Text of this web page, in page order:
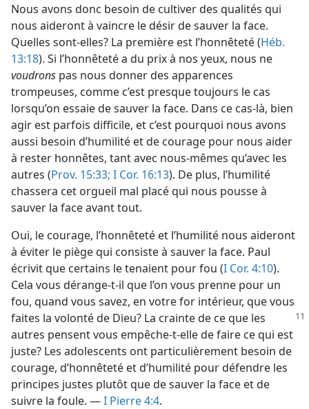
Nous avons donc besoin de cultiver des qualités qui
nous aideront à vaincre le désir de sauver la face.
Quelles sont-​elles? La première est l’honnêteté (Héb.
13:18). Si l’honnêteté a du prix à nos yeux, nous ne
voudrons pas nous donner des apparences
trompeuses, comme c’est presque toujours le cas
lorsqu’on essaie de sauver la face. Dans ce cas-​là, bien
agir est parfois difficile, et c’est pourquoi nous avons
aussi besoin d’humilité et de courage pour nous aider
à rester honnêtes, tant avec nous-​mêmes qu’avec les
autres (Prov. 15:33; I Cor. 16:13). De plus, l’humilité
chassera cet orgueil mal placé qui nous pousse à
sauver la face avant tout.
Oui, le courage, l’honnêteté et l’humilité nous aideront
à éviter le piège qui consiste à sauver la face. Paul
écrivit que certains le tenaient pour fou (I Cor. 4:10).
Cela vous dérange-​t-​il que l’on vous prenne pour un
fou, quand vous savez, en votre for intérieur, que vous
faites la volonté de Dieu? La crainte de ceque les
autres pensent vous empêche-​t-​elle de faire ce qui est
juste? Les adolescents ont particulièrement besoin de
courage, d’honnêteté et d’humilité pour défendre les
principes justes plutôt que de sauver la face et de
suivre la foule. —I Pierre 4:4.